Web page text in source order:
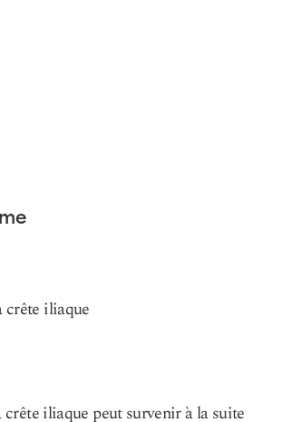
crête iliaque
iliaque peut survenir à la suite